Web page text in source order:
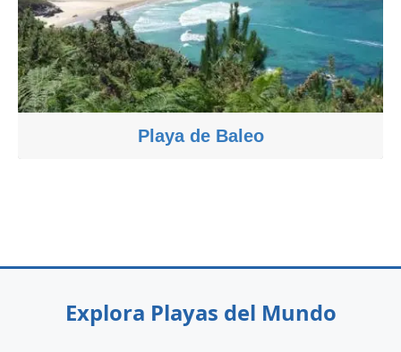
Playa de Baleo
Explora Playas del Mundo